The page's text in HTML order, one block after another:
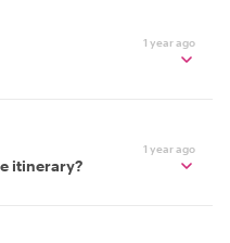
1 year ago
1 year ago
itinerary?